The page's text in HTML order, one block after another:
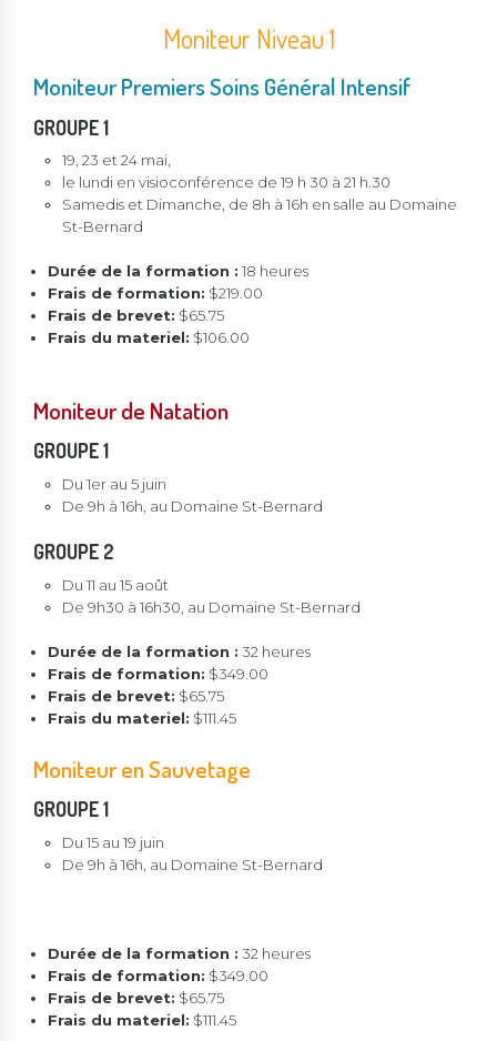
Moniteur Niveau 1
Moniteur Premiers Soins Général Intensif
GROUPE 1
19, 23 et 24 mai,
le lundi en visioconférence de 19 h 30 à 21 h.30
Samedis et Dimanche, de 8h à 16h en salle au Domaine
St-Bernard
Durée de la formation : 18 heures
Frais de formation: $219.00
Frais de brevet: $65.75
Frais du materiel: $106.00
Moniteur de Natation
GROUPE 1
Du 1er au 5 juin
De 9h à 16h, au Domaine St-Bernard
GROUPE 2
Du 11 au 15 août
De 9h30 à 16h30, au Domaine St-Bernard
Durée de la formation : 32 heures
Frais de formation: $349.00
Frais de brevet: $65.75
Frais du materiel: $111.45
Moniteur en Sauvetage
GROUPE 1
Du 15 au 19 juin
De 9h à 16h, au Domaine St-Bernard
Durée de la formation : 32 heures
Frais de formation: $349.00
Frais de brevet: $65.75
Frais du materiel: $111.45